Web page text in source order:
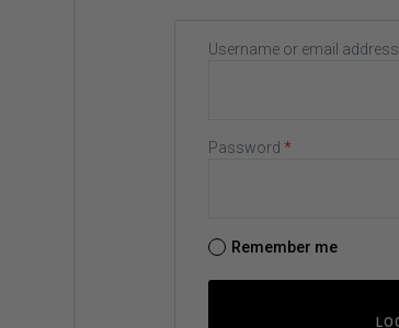
Username or email address
Password *
Remember me